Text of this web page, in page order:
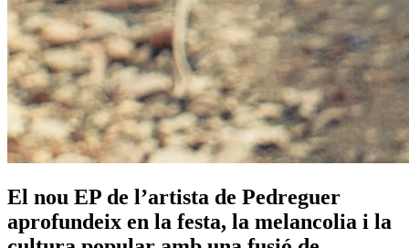
El nou EP de l’artista de Pedreguer
aprofundeix en la festa, la melancolia i la